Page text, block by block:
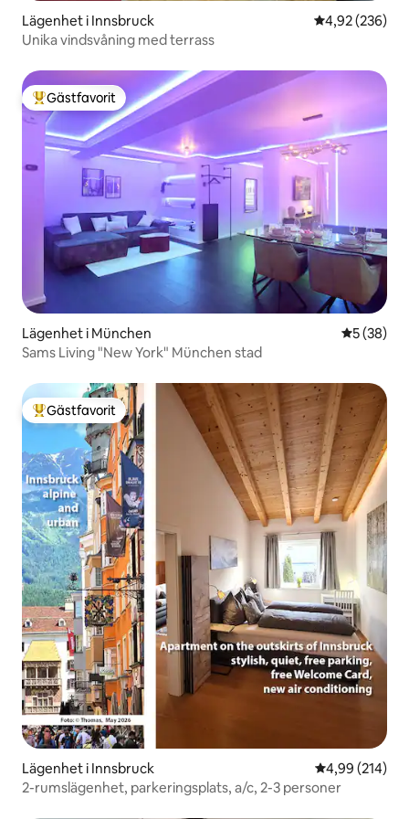
Lägenhet i Innsbruck 4,92 av 5 i
4,92 (236)
Unika vindsvåning med terrass
Populär gästfavorit
Gästfavorit
Lägenhet i München 5 av 5 i
5 (38)
Sams Living "New York" München stad
Populär gästfavorit
Gästfavorit
Lägenhet i Innsbruck 4,99 av 5 i
4,99 (214)
2-rumslägenhet, parkeringsplats, a/c, 2-3 personer